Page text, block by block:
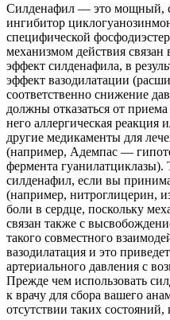
Силденафил — это мощный,
ингибитор
специфической
механизмом действия
эффект силденафила, в
эффект вазодилатации
соответственно снижение
должны отказаться от
него аллергическая
другие медикаменты для
(например, Адемпас —
фермента гуанилатциклазы).
силденафил, если вы
(например, нитроглицерин,
боли в сердце, поскольку
связан также с
такого совместного
вазодилатация и это
артериального давления с
Прежде чем использовать
к врачу для сбора вашего
отсутствии таких